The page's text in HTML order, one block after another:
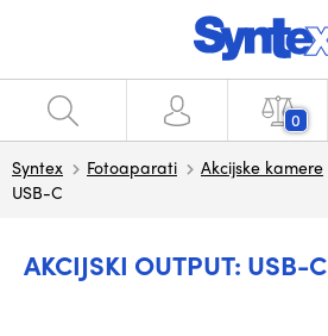
0
Syntex Fotoaparati Akcijske kamere
USB-C
AKCIJSKI OUTPUT: USB-C